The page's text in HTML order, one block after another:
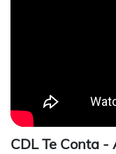
CDL Te Conta